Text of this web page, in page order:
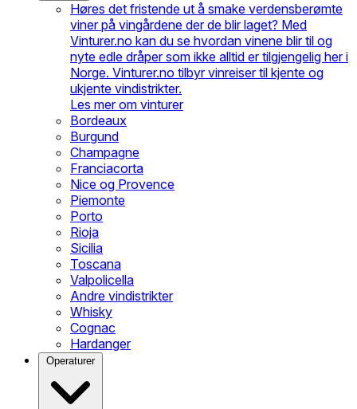
Høres det fristende ut å smake verdensberømte
viner på vingårdene der de blir laget? Med
Vinturer.no kan du se hvordan vinene blir til og
nyte edle dråper som ikke alltid er tilgjengelig her i
Norge. Vinturer.no tilbyr vinreiser til kjente og
ukjente vindistrikter.
Les mer om vinturer
Bordeaux
Burgund
Champagne
Franciacorta
Nice og Provence
Piemonte
Porto
Rioja
Sicilia
Toscana
Valpolicella
Andre vindistrikter
Whisky
Cognac
Hardanger
Operaturer